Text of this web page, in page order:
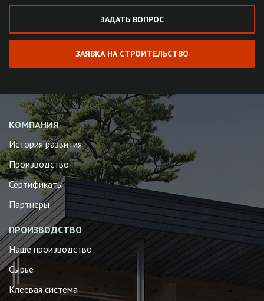
ЗАДАТЬ ВОПРОС
ЗАЯВКА НА СТРОИТЕЛЬСТВО
КОМПАНИЯ
История развития
Производство
Сертификаты
Партнеры
ПРОИЗВОДСТВО
Наше производство
Сырье
Клеевая система